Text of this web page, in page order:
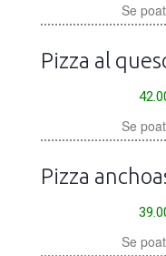
Se
Pizza al
Se
Pizza
Se